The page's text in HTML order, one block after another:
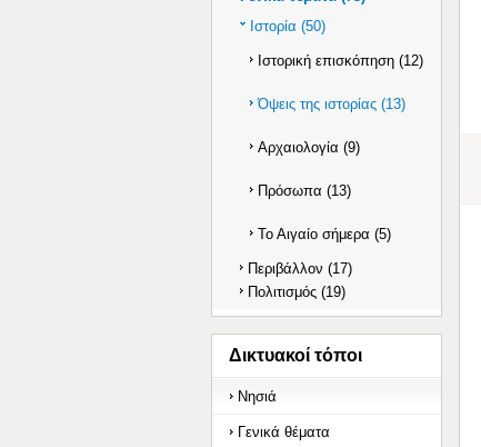
Ιστορία (50)
Ιστορική επισκόπηση (12)
Όψεις της ιστορίας (13)
Αρχαιολογία (9)
Πρόσωπα (13)
Το Αιγαίο σήμερα (5)
Περιβάλλον (17)
Πολιτισμός (19)
Δικτυακοί τόποι
Νησιά
Γενικά θέματα